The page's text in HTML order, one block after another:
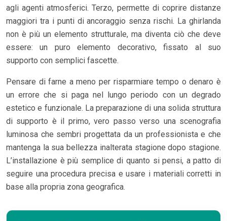
agli agenti atmosferici. Terzo, permette di coprire distanze
maggiori tra i punti di ancoraggio senza rischi. La ghirlanda
non è più un elemento strutturale, ma diventa ciò che deve
essere: un puro elemento decorativo, fissato al suo
supporto con semplici fascette.
Pensare di farne a meno per risparmiare tempo o denaro è
un errore che si paga nel lungo periodo con un degrado
estetico e funzionale. La preparazione di una solida struttura
di supporto è il primo, vero passo verso una scenografia
luminosa che sembri progettata da un professionista e che
mantenga la sua bellezza inalterata stagione dopo stagione.
L’installazione è più semplice di quanto si pensi, a patto di
seguire una procedura precisa e usare i materiali corretti in
base alla propria zona geografica.